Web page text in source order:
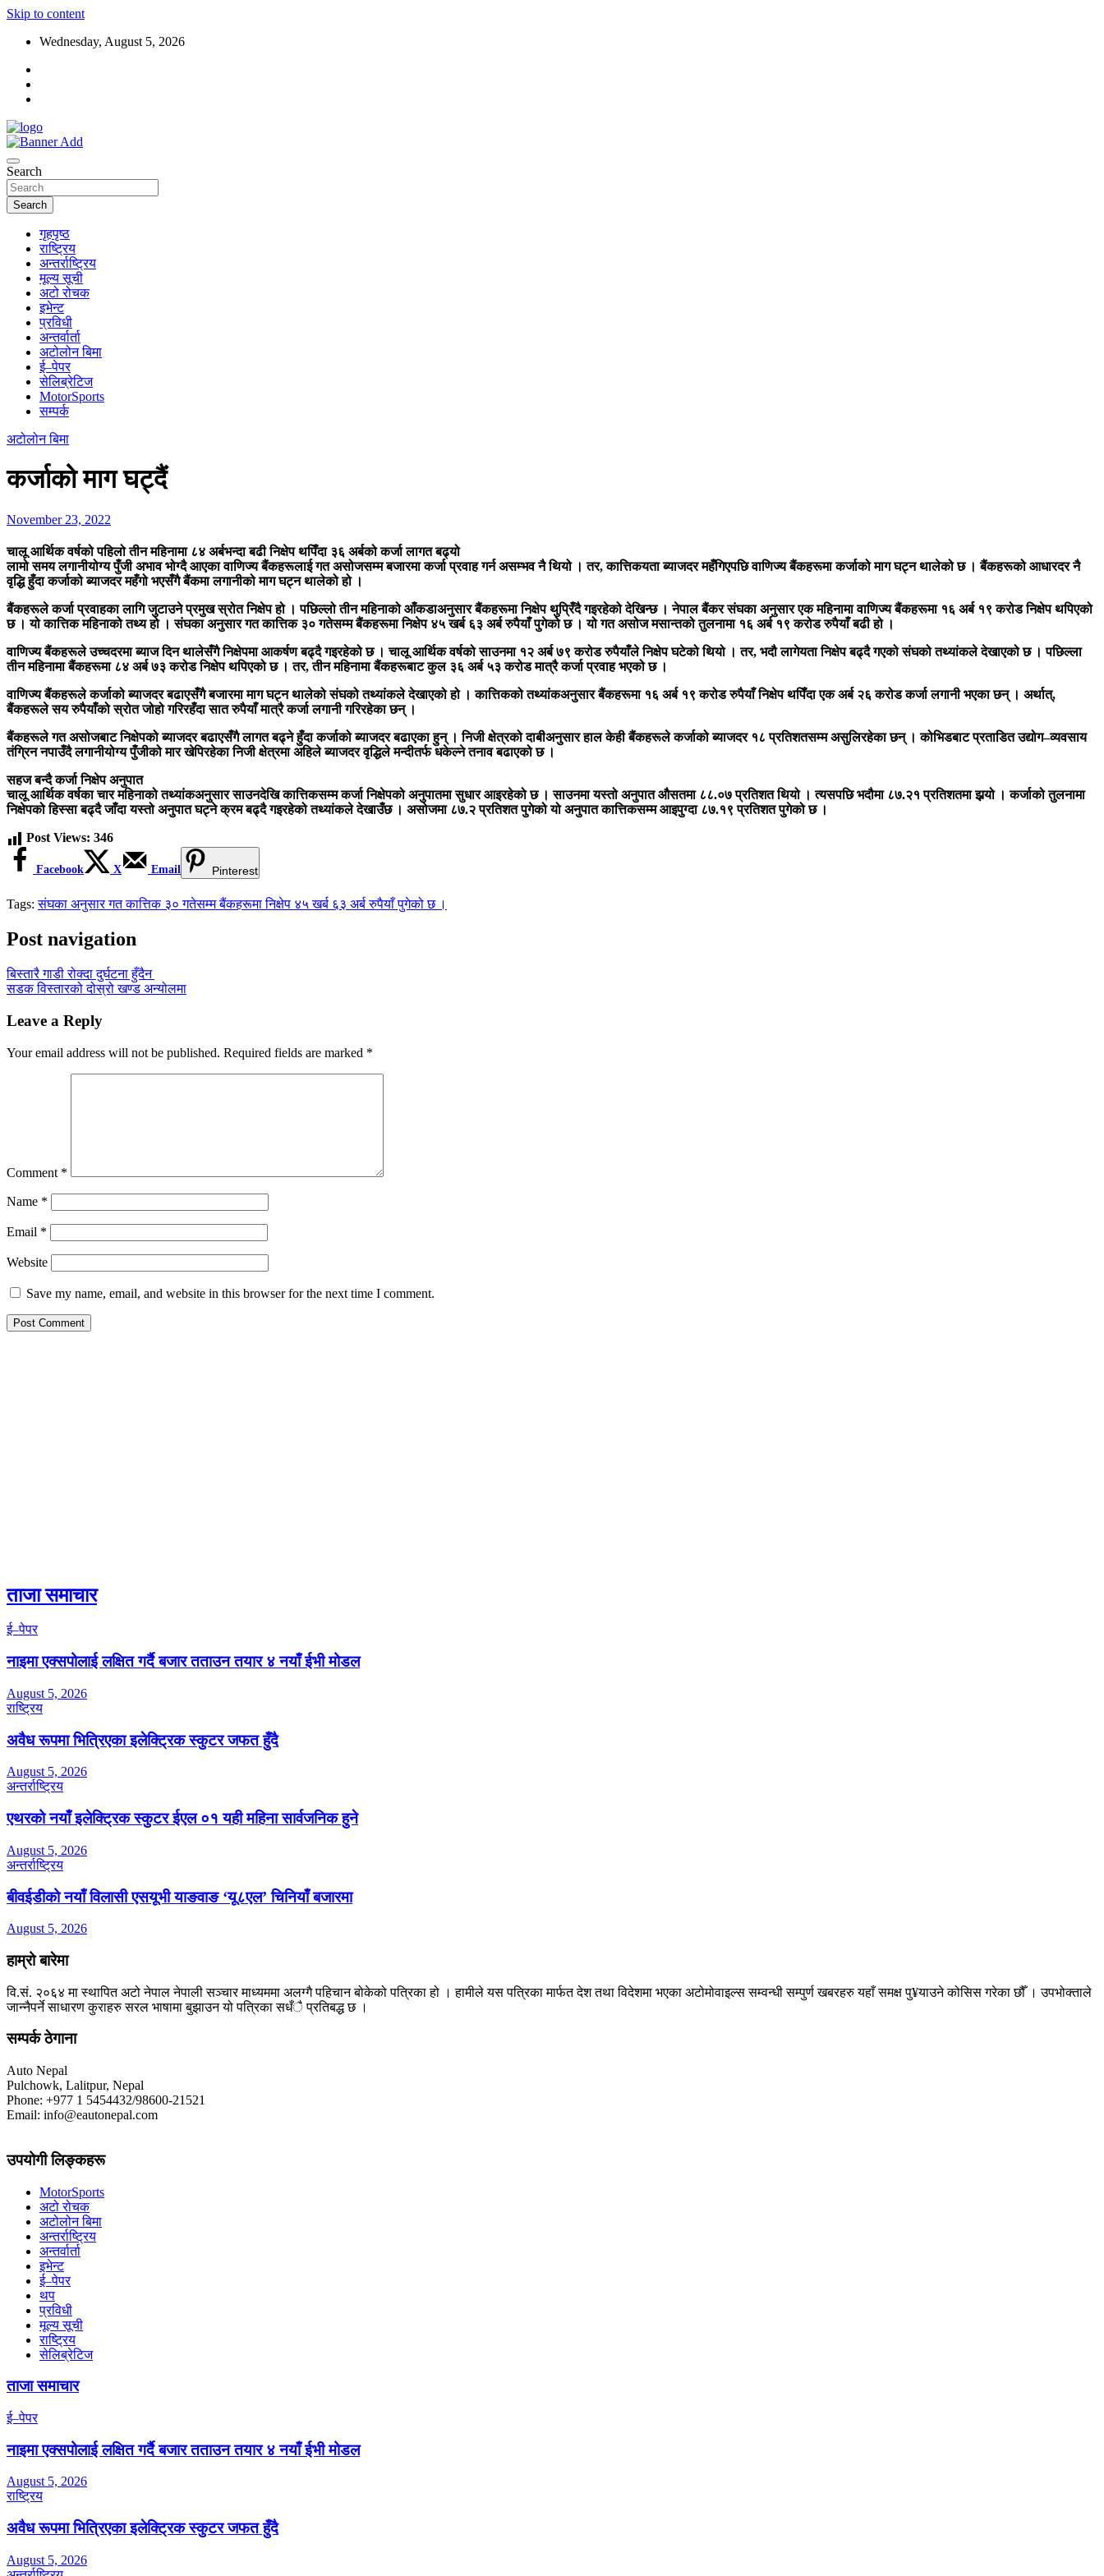
Skip to content
Wednesday, August 5, 2026
Search
Search
गृहपृष्ठ
राष्ट्रिय
अन्तर्राष्ट्रिय
मूल्य सूची
अटो रोचक
इभेन्ट
प्रविधी
अन्तर्वार्ता
अटोलोन बिमा
ई–पेपर
सेलिब्रेटिज
MotorSports
सम्पर्क
अटोलोन बिमा
कर्जाको माग घट्दैं
November 23, 2022
चालू आर्थिक वर्षको पहिलो तीन महिनामा ८४ अर्बभन्दा बढी निक्षेप थपिँदा ३६ अर्बको कर्जा लागत बढ्यो
लामो समय लगानीयोग्य पुँजी अभाव भोग्दै आएका वाणिज्य बैंकहरूलाई गत असोजसम्म बजारमा कर्जा प्रवाह गर्न असम्भव नै थियो । तर, कात्तिकयता ब्याजदर महँगिएपछि वाणिज्य बैंकहरूमा कर्जाको माग घट्न थालेको छ । बैंकहरूको आधारदर नै
वृद्धि हुँदा कर्जाको ब्याजदर महँगो भएसँगै बैंकमा लगानीको माग घट्न थालेको हो ।
बैंकहरूले कर्जा प्रवाहका लागि जुटाउने प्रमुख स्रोत निक्षेप हो । पछिल्लो तीन महिनाको आँकडाअनुसार बैंकहरूमा निक्षेप थुप्रिँदै गइरहेको देखिन्छ । नेपाल बैंकर संघका अनुसार एक महिनामा वाणिज्य बैंकहरूमा १६ अर्ब १९ करोड निक्षेप थपिएको
छ । यो कात्तिक महिनाको तथ्य हो । संघका अनुसार गत कात्तिक ३० गतेसम्म बैंकहरूमा निक्षेप ४५ खर्ब ६३ अर्ब रुपैयाँ पुगेको छ । यो गत असोज मसान्तको तुलनामा १६ अर्ब १९ करोड रुपैयाँ बढी हो ।
वाणिज्य बैंकहरूले उच्चदरमा ब्याज दिन थालेसँगै निक्षेपमा आकर्षण बढ्दै गइरहेको छ । चालू आर्थिक वर्षको साउनमा १२ अर्ब ७९ करोड रुपैयाँले निक्षेप घटेको थियो । तर, भदौ लागेयता निक्षेप बढ्दै गएको संघको तथ्यांकले देखाएको छ । पछिल्ला
तीन महिनामा बैंकहरूमा ८४ अर्ब ७३ करोड निक्षेप थपिएको छ । तर, तीन महिनामा बैंकहरूबाट कुल ३६ अर्ब ५३ करोड मात्रै कर्जा प्रवाह भएको छ ।
वाणिज्य बैंकहरूले कर्जाको ब्याजदर बढाएसँगै बजारमा माग घट्न थालेको संघको तथ्यांकले देखाएको हो । कात्तिकको तथ्यांकअनुसार बैंकहरूमा १६ अर्ब १९ करोड रुपैयाँ निक्षेप थपिँदा एक अर्ब २६ करोड कर्जा लगानी भएका छन् । अर्थात्,
बैंकहरूले सय रुपैयाँको स्रोत जोहो गरिरहँदा सात रुपैयाँ मात्रै कर्जा लगानी गरिरहेका छन् ।
बैंकहरूले गत असोजबाट निक्षेपको ब्याजदर बढाएसँगै लागत बढ्ने हुँदा कर्जाको ब्याजदर बढाएका हुन् । निजी क्षेत्रको दाबीअनुसार हाल केही बैंकहरूले कर्जाको ब्याजदर १८ प्रतिशतसम्म असुलिरहेका छन् । कोभिडबाट प्रताडित उद्योग–व्यवसाय
तंग्रिन नपाउँदै लगानीयोग्य पुँजीको मार खेपिरहेका निजी क्षेत्रमा अहिले ब्याजदर वृद्धिले मन्दीतर्फ धकेल्ने तनाव बढाएको छ ।
सहज बन्दै कर्जा निक्षेप अनुपात
चालू आर्थिक वर्षका चार महिनाको तथ्यांकअनुसार साउनदेखि कात्तिकसम्म कर्जा निक्षेपको अनुपातमा सुधार आइरहेको छ । साउनमा यस्तो अनुपात औसतमा ८८.०७ प्रतिशत थियो । त्यसपछि भदौमा ८७.२१ प्रतिशतमा झर्‍यो । कर्जाको तुलनामा
निक्षेपको हिस्सा बढ्दै जाँदा यस्तो अनुपात घट्ने क्रम बढ्दै गइरहेको तथ्यांकले देखाउँछ । असोजमा ८७.२ प्रतिशत पुगेको यो अनुपात कात्तिकसम्म आइपुग्दा ८७.१९ प्रतिशत पुगेको छ ।
Post Views: 346
Facebook X Email Pinterest
Tags: संघका अनुसार गत कात्तिक ३० गतेसम्म बैंकहरूमा निक्षेप ४५ खर्ब ६३ अर्ब रुपैयाँ पुगेको छ ।
Post navigation
बिस्तारै गाडी रोक्दा दुर्घटना हुँदैन
सडक विस्तारको दोस्रो खण्ड अन्योलमा
Leave a Reply
Your email address will not be published. Required fields are marked *
Comment *
Name *
Email *
Website
Save my name, email, and website in this browser for the next time I comment.
ताजा समाचार
ई–पेपर
नाइमा एक्सपोलाई लक्षित गर्दै बजार तताउन तयार ४ नयाँ ईभी मोडल
August 5, 2026
राष्ट्रिय
अवैध रूपमा भित्रिएका इलेक्ट्रिक स्कुटर जफत हुँदै
August 5, 2026
अन्तर्राष्ट्रिय
एथरको नयाँ इलेक्ट्रिक स्कुटर ईएल ०१ यही महिना सार्वजनिक हुने
August 5, 2026
अन्तर्राष्ट्रिय
बीवईडीको नयाँ विलासी एसयूभी याङवाङ ‘यू८एल’ चिनियाँ बजारमा
August 5, 2026
हाम्रो बारेमा
वि.सं. २०६४ मा स्थापित अटो नेपाल नेपाली सञ्चार माध्यममा अलग्गै पहिचान बोकेको पत्रिका हो । हामीले यस पत्रिका मार्फत देश तथा विदेशमा भएका अटोमोवाइल्स सम्वन्धी सम्पुर्ण खबरहरु यहाँ समक्ष पु¥याउने कोसिस गरेका छौँ । उपभोक्ताले
जान्नैपर्ने साधारण कुराहरु सरल भाषामा बुझाउन यो पत्रिका सधँै प्रतिबद्ध छ ।
सम्पर्क ठेगाना
Auto Nepal
Pulchowk, Lalitpur, Nepal
Phone: +977 1 5454432/98600-21521
Email: info@eautonepal.com
उपयोगी लिङ्कहरू
MotorSports
अटो रोचक
अटोलोन बिमा
अन्तर्राष्ट्रिय
अन्तर्वार्ता
इभेन्ट
ई–पेपर
थप
प्रविधी
मूल्य सूची
राष्ट्रिय
सेलिब्रेटिज
ताजा समाचार
ई–पेपर
नाइमा एक्सपोलाई लक्षित गर्दै बजार तताउन तयार ४ नयाँ ईभी मोडल
August 5, 2026
राष्ट्रिय
अवैध रूपमा भित्रिएका इलेक्ट्रिक स्कुटर जफत हुँदै
August 5, 2026